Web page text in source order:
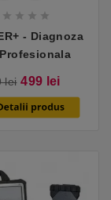
   
- Diagnoza
lei 499 lei
baza